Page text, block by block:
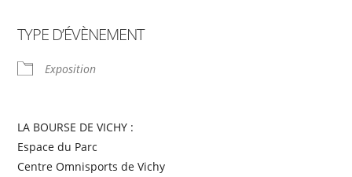
TYPE D’ÉVÈNEMENT
Exposition
LA BOURSE DE VICHY :
Espace du Parc
Centre Omnisports de Vichy